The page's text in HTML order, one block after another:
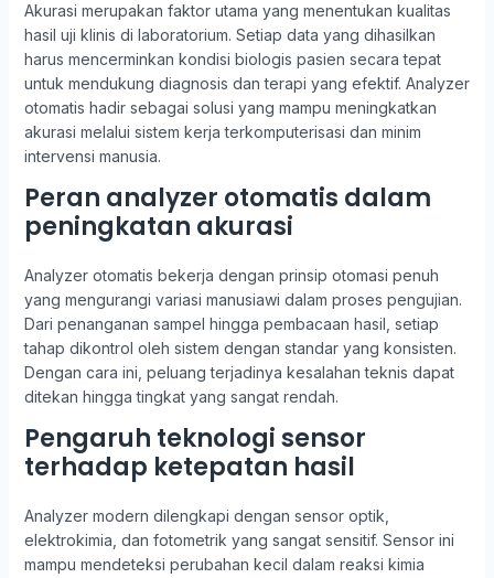
Akurasi merupakan faktor utama yang menentukan kualitas
hasil uji klinis di laboratorium. Setiap data yang dihasilkan
harus mencerminkan kondisi biologis pasien secara tepat
untuk mendukung diagnosis dan terapi yang efektif. Analyzer
otomatis hadir sebagai solusi yang mampu meningkatkan
akurasi melalui sistem kerja terkomputerisasi dan minim
intervensi manusia.
Peran analyzer otomatis dalam
peningkatan akurasi
Analyzer otomatis bekerja dengan prinsip otomasi penuh
yang mengurangi variasi manusiawi dalam proses pengujian.
Dari penanganan sampel hingga pembacaan hasil, setiap
tahap dikontrol oleh sistem dengan standar yang konsisten.
Dengan cara ini, peluang terjadinya kesalahan teknis dapat
ditekan hingga tingkat yang sangat rendah.
Pengaruh teknologi sensor
terhadap ketepatan hasil
Analyzer modern dilengkapi dengan sensor optik,
elektrokimia, dan fotometrik yang sangat sensitif. Sensor ini
mampu mendeteksi perubahan kecil dalam reaksi kimia